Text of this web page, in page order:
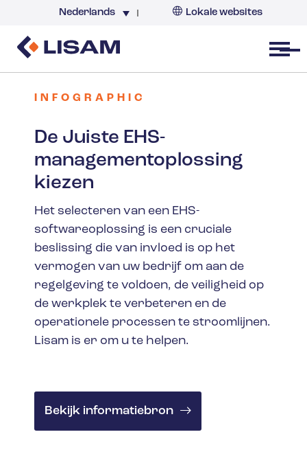
Nederlands Lokale websites
Open menu
INFOGRAPHIC
De Juiste EHS-
managementoplossing
kiezen
Het selecteren van een EHS-
softwareoplossing is een cruciale
beslissing die van invloed is op het
vermogen van uw bedrijf om aan de
regelgeving te voldoen, de veiligheid op
de werkplek te verbeteren en de
operationele processen te stroomlijnen.
Lisam is er om u te helpen.
Bekijk informatiebron